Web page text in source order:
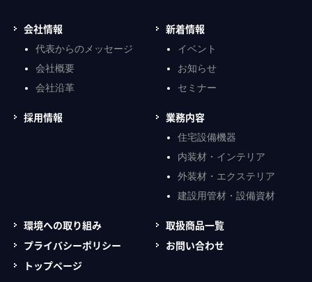
会社情報
代表からのメッセージ
会社概要
会社沿革
新着情報
イベント
お知らせ
セミナー
採用情報 業務内容
住宅設備機器
内装材・インテリア
外装材・エクステリア
建設用管材・設備資材
環境への取り組み
取扱商品一覧
プライバシーポリシー
お問い合わせ
トップページ